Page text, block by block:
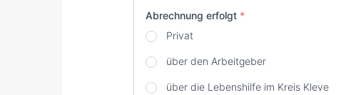
Abrechnung erfolgt *
Privat
über den Arbeitgeber
über die Lebenshilfe im Kreis Kleve